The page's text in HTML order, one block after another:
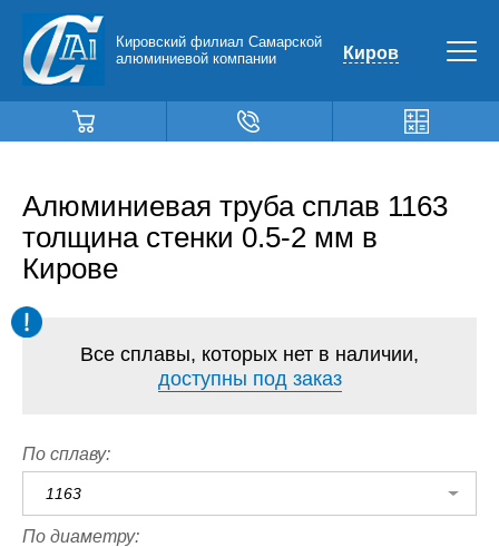
Кировский филиал Самарской
алюминиевой компании
Киров
Алюминиевая труба сплав 1163
толщина стенки 0.5-2 мм в
Кирове
Все сплавы, которых нет в наличии,
доступны под заказ
По сплаву:
1163
По диаметру: